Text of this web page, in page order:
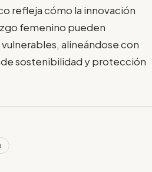
refleja cómo la innovación
femenino pueden
alineándose con
sostenibilidad y protección